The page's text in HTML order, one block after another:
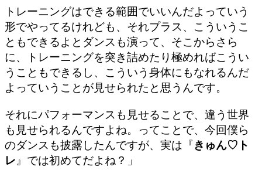
トレーニングはできる範囲でいいんだよっていう
形でやってるけれども、それプラス、 こういうこ
ともできるよとダンスも演って、そこからさら
に、トレーニングを突き詰めたり極めればこうい
うこともできるし、こういう身体にもなれるんだ
よっていうことが見せられたと思うんです。
それにパフォーマンスも見せることで、違う世界
も見せられるんですよね。ってことで、今回僕ら
のダンスも披露したんですが、実は『 きゅん♡ト
レ 』では初めてだよね？」